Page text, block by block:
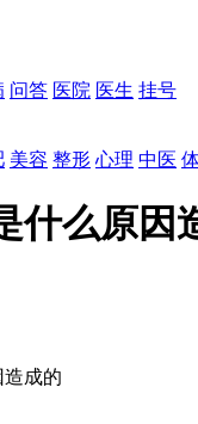
问答 医院 医生 挂号
美容 整形 心理 中医
什么原因
造成的